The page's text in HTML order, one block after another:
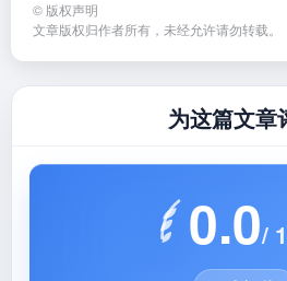
0.0
0 人评价